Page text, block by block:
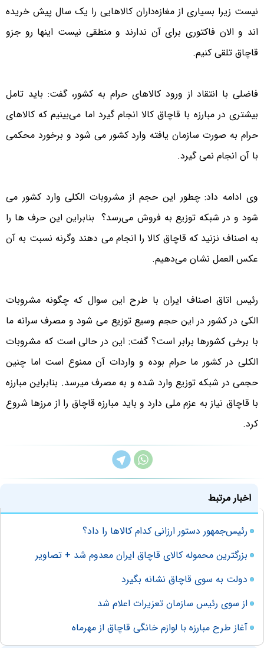
نیست زیرا بسیاری از مغازه‌داران کالاهایی را یک سال پیش خریده
اند و الان فاکتوری برای آن ندارند و منطقی نیست اینها رو جزو
قاچاق تلقی کنیم.
فاضلی با انتقاد از ورود کالاهای حرام به کشور، گفت: باید تامل
بیشتری در مبارزه با قاچاق کالا انجام گیرد اما می‌بینیم که کالاهای
حرام به صورت سازمان یافته وارد کشور می شود و برخورد محکمی
با آن انجام نمی گیرد.
وی ادامه داد: چطور این حجم از مشروبات الکلی وارد کشور می
شود و در شبکه توزیع به فروش می‌رسد؟ بنابراین این حرف ها را
به اصناف نزنید که قاچاق کالا را انجام می دهند وگرنه نسبت به آن
عکس العمل نشان می‌دهیم.
رئیس اتاق اصناف ایران با طرح این سوال که چگونه مشروبات
الکی در کشور در این حجم وسیع توزیع می شود و مصرف سرانه ما
با برخی کشورها برابر است؟ گفت: این در حالی است که مشروبات
الکلی در کشور ما حرام بوده و واردات آن ممنوع است اما چنین
حجمی در شبکه توزیع وارد شده و به مصرف میرسد. بنابراین مبارزه
با قاچاق نیاز به عزم ملی دارد و باید مبارزه قاچاق را از مرزها شروع
کرد.
اخبار مرتبط
رئیس‌جمهور دستور ارزانی کدام کالاها را داد؟
بزرگترین محموله کالای قاچاق ایران معدوم شد + تصاویر
دولت به سوی قاچاق نشانه بگیرد
از سوی رئیس سازمان تعزیرات اعلام شد
آغاز طرح مبارزه با لوازم خانگی قاچاق از مهرماه